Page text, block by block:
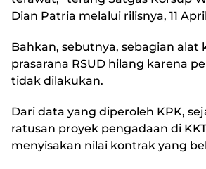
Dian Patria melalui rilisnya, 11
Bahkan, sebutnya, sebagian alat
prasarana RSUD hilang karena
tidak dilakukan.
Dari data yang diperoleh KPK,
ratusan proyek pengadaan di
menyisakan nilai kontrak yang